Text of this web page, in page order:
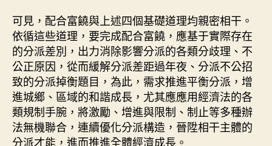
可見，配合富饒與上述四個基礎道理均親密相干。
依循這些道理，要完成配合富饒，應基于實際存在
的分派差別，出力消除影響分派的各類分歧理、不
公正原因，從而緩解分派差距過年夜、分派不公招
致的分派掉衡題目，為此，需求推進平衡分派，增
進城鄉、區域的和諧成長，尤其應應用經濟法的各
類規制手腕，將激勵、增進與限制、制止等多種辦
法無機聯合，連續優化分派構造，晉陞相干主體的
分派才能，進而推進全體經濟成長。